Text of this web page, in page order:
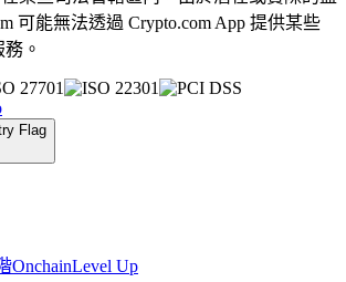
可能無法透過 Crypto.com App 提供某些
。
OnchainLevel Up